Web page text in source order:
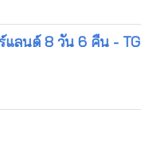
แลนด์ 8 วัน 6 คืน - TG